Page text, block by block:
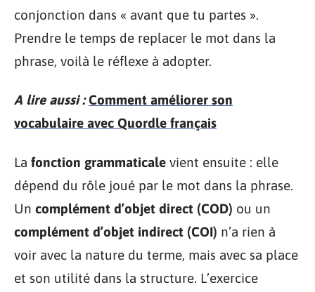
conjonction dans « avant que tu partes ».
Prendre le temps de replacer le mot dans la
phrase, voilà le réflexe à adopter.
A lire aussi : Comment améliorer son
vocabulaire avec Quordle français
La fonction grammaticale vient ensuite : elle
dépend du rôle joué par le mot dans la phrase.
Un complément d’objet direct (COD) ou un
complément d’objet indirect (COI) n’a rien à
voir avec la nature du terme, mais avec sa place
et son utilité dans la structure. L’exercice